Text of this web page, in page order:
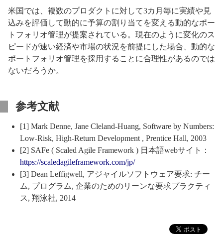
米国では、複数のプロダクトに対して3カ月毎に実績や見
込みを評価して動的に予算の割り当てを変える動的なポー
トフォリオ管理が提案されている。現在のように変化のス
ピードが速い経済や市場の状況を前提にした場合、動的な
ポートフォリオ管理を採用することに合理性があるのでは
ないだろうか。
参考文献
[1] Mark Denne, Jane Cleland-Huang, Software by Numbers:
Low-Risk, High-Return Development , Prentice Hall, 2003
[2] SAFe ( Scaled Agile Framework ) 日本語webサイト：
https://scaledagileframework.com/jp/
[3] Dean Leffigwell, アジャイルソフトウェア要求: チー
ム, プログラム, 企業のためのリーンな要求プラクティ
ス, 翔泳社, 2014